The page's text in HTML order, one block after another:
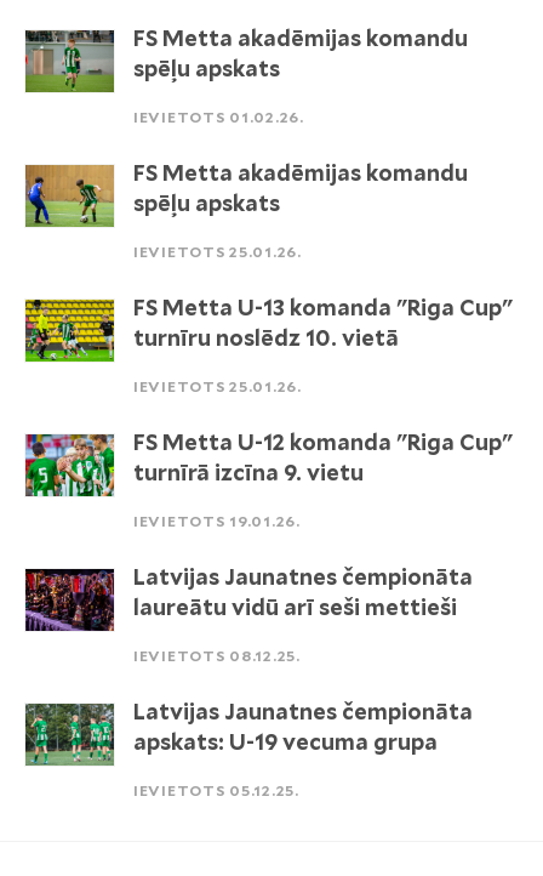
FS Metta akadēmijas komandu
spēļu apskats
IEVIETOTS 01.02.26.
FS Metta akadēmijas komandu
spēļu apskats
IEVIETOTS 25.01.26.
FS Metta U-13 komanda "Riga Cup"
turnīru noslēdz 10. vietā
IEVIETOTS 25.01.26.
FS Metta U-12 komanda "Riga Cup"
turnīrā izcīna 9. vietu
IEVIETOTS 19.01.26.
Latvijas Jaunatnes čempionāta
laureātu vidū arī seši mettieši
IEVIETOTS 08.12.25.
Latvijas Jaunatnes čempionāta
apskats: U-19 vecuma grupa
IEVIETOTS 05.12.25.